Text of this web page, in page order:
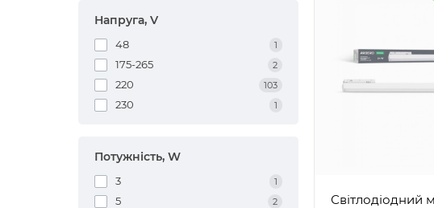
Напруга, V
48 1
175-265 2
220 103
230 1
Потужність, W
3 1
5 2
Світлодіодний